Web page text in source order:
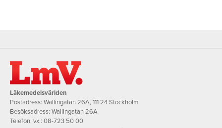
Läkemedelsvärlden
Postadress: Wallingatan 26A, 111 24 Stockholm
Besöksadress: Wallingatan 26A
Telefon, vx.: 08-723 50 00